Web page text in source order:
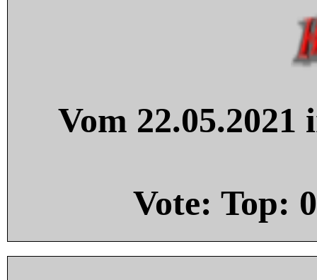
Vom
Vote: Top: 0